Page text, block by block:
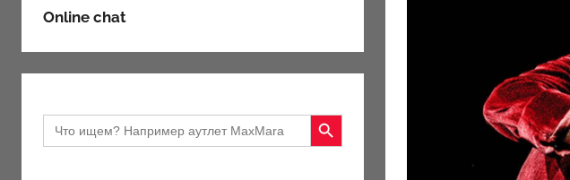
Online chat
Search
for:
Search Button